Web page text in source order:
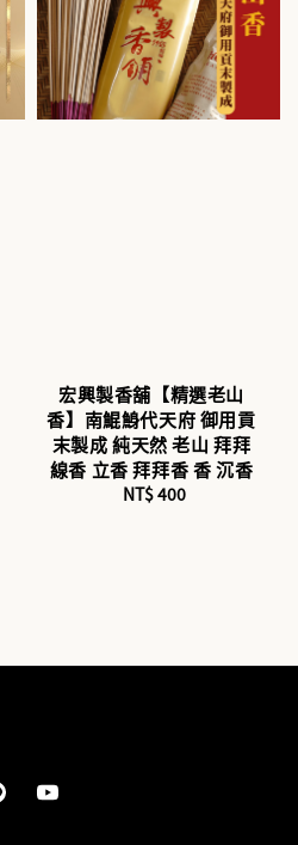
宏興製香舖【精選老山
香】南鯤鯓代天府 御用貢
末製成 純天然 老山 拜拜
線香 立香 拜拜香 香 沉香
Regular
NT$ 400